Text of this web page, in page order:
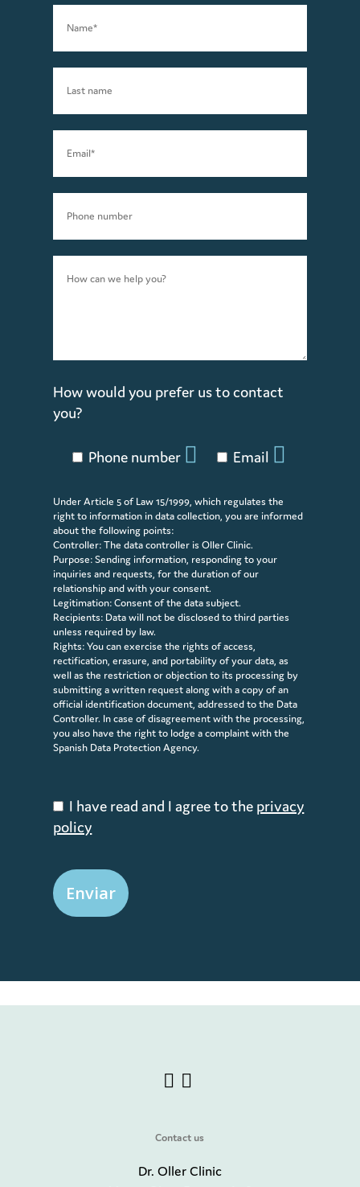
How would you prefer us to contact
you?
Phone number Email
Under Article 5 of Law 15/1999, which regulates the
right to information in data collection, you are informed
about the following points:
Controller: The data controller is Oller Clinic.
Purpose: Sending information, responding to your
inquiries and requests, for the duration of our
relationship and with your consent.
Legitimation: Consent of the data subject.
Recipients: Data will not be disclosed to third parties
unless required by law.
Rights: You can exercise the rights of access,
rectification, erasure, and portability of your data, as
well as the restriction or objection to its processing by
submitting a written request along with a copy of an
official identification document, addressed to the Data
Controller. In case of disagreement with the processing,
you also have the right to lodge a complaint with the
Spanish Data Protection Agency.
I have read and I agree to the privacy
policy
Contact us
Dr. Oller Clinic